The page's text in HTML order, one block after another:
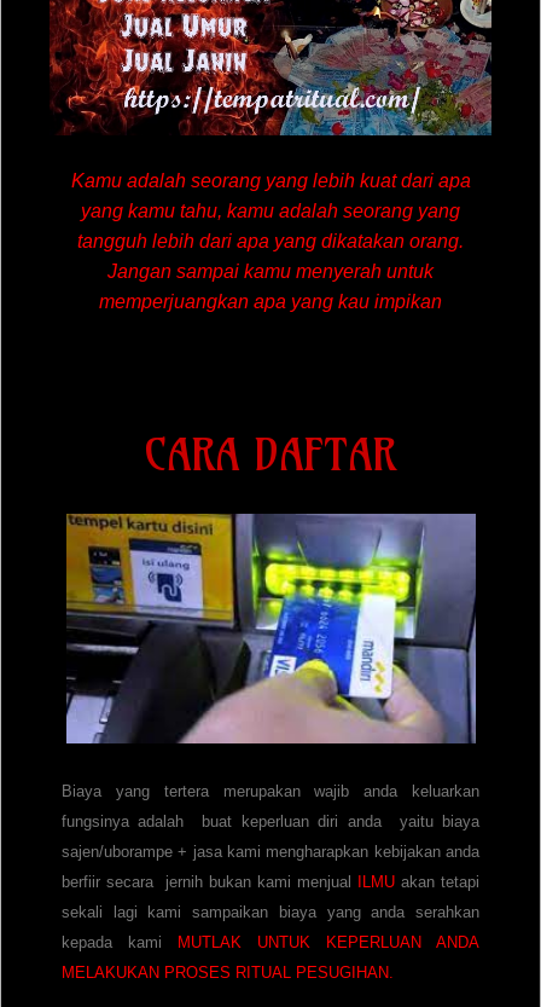
Kamu adalah seorang yang lebih kuat dari apa
yang kamu tahu, kamu adalah seorang yang
tangguh lebih dari apa yang dikatakan orang.
Jangan sampai kamu menyerah untuk
memperjuangkan apa yang kau impikan
CARA DAFTAR
Biaya yang tertera merupakan wajib anda keluarkan
fungsinya adalah buat keperluan diri anda yaitu biaya
sajen/uborampe + jasa kami mengharapkan kebijakan anda
berfiir secara jernih bukan kami menjual ILMU akan tetapi
sekali lagi kami sampaikan biaya yang anda serahkan
kepada kami MUTLAK UNTUK KEPERLUAN ANDA
MELAKUKAN PROSES RITUAL PESUGIHAN.